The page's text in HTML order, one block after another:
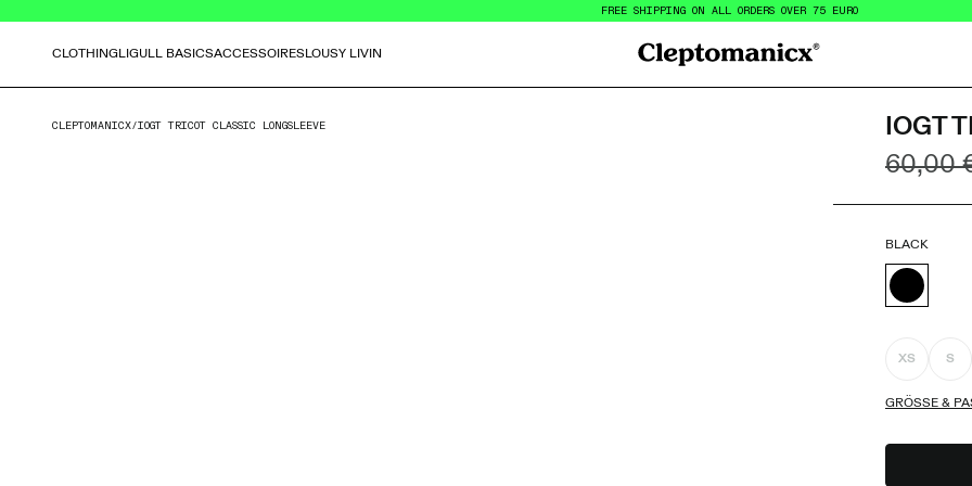
FREE SHIPPING ON ALL ORDERS OVER 75 EURO
CLOTHINGLIGULL BASICSACCESSOIRESLOUSY LIVIN
Cleptomanicx
CLEPTOMANICX/IOGT TRICOT CLASSIC LONGSLEEVE
IOGT
60,00
BLACK
XS S
GRÖSSE &